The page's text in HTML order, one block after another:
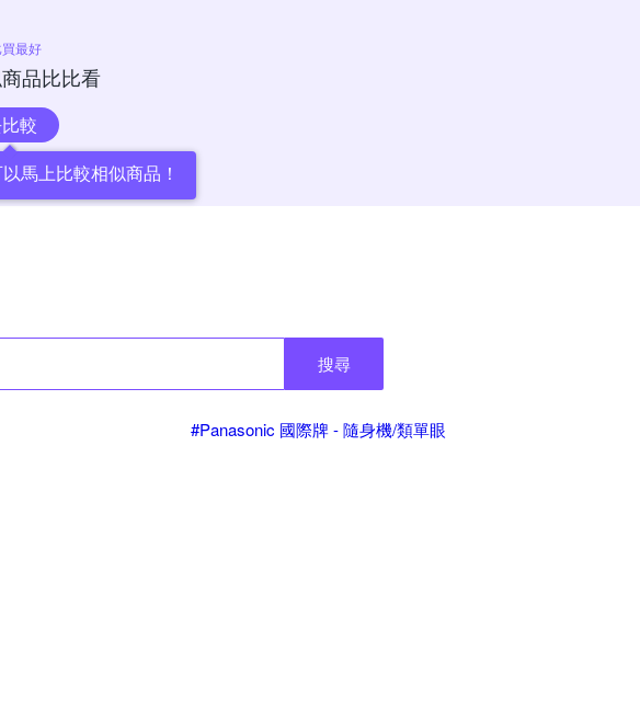
最好
品比比看
較
馬上比較相似商品！
搜尋
#Panasonic 國際牌 - 隨身機/類單眼